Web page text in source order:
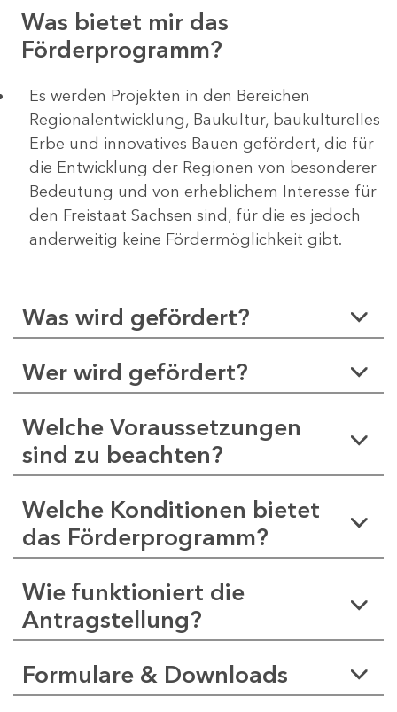
Was bietet mir das
Förderprogramm?
Es werden Projekten in den Bereichen
Regionalentwicklung, Baukultur, baukulturelles
Erbe und innovatives Bauen gefördert, die für
die Entwicklung der Regionen von besonderer
Bedeutung und von erheblichem Interesse für
den Freistaat Sachsen sind, für die es jedoch
anderweitig keine Fördermöglichkeit gibt.
Was wird gefördert?
Wer wird gefördert?
Welche Voraussetzungen
sind zu beachten?
Welche Konditionen bietet
das Förderprogramm?
Wie funktioniert die
Antragstellung?
Formulare & Downloads